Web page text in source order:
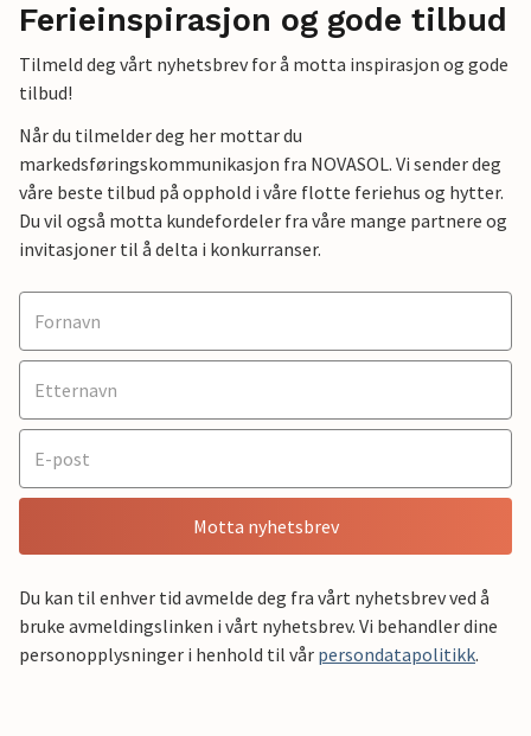
Ferieinspirasjon og gode tilbud
Tilmeld deg vårt nyhetsbrev for å motta inspirasjon og gode
tilbud!
Når du tilmelder deg her mottar du
markedsføringskommunikasjon fra NOVASOL. Vi sender deg
våre beste tilbud på opphold i våre flotte feriehus og hytter.
Du vil også motta kundefordeler fra våre mange partnere og
invitasjoner til å delta i konkurranser.
Motta nyhetsbrev
Du kan til enhver tid avmelde deg fra vårt nyhetsbrev ved å
bruke avmeldingslinken i vårt nyhetsbrev. Vi behandler dine
personopplysninger i henhold til vår persondatapolitikk.